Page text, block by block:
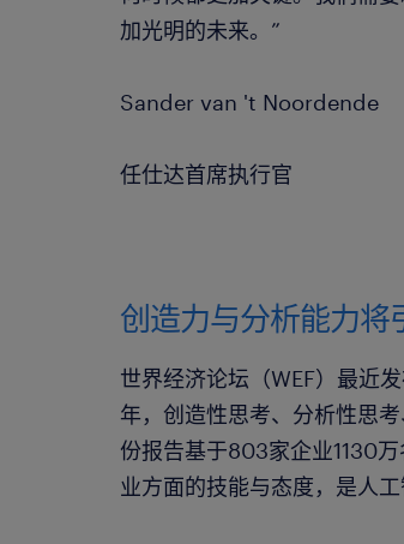
加光明的未来。”
Sander van 't Noordende
任仕达首席执行官
创造力与分析能力将
世界经济论坛（WEF）最近
年，创造性思考、分析性思
份报告基于803家企业1130
业方面的技能与态度，是人